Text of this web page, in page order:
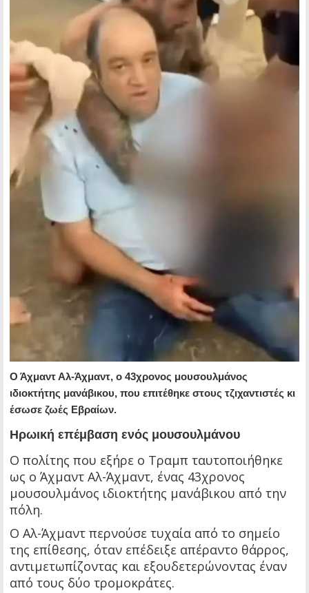
Ο Άχμαντ Αλ-Άχμαντ, ο 43χρονος μουσουλμάνος
ιδιοκτήτης μανάβικου, που επιτέθηκε στους τζιχαντιστές κι
έσωσε ζωές Εβραίων.
Ηρωική επέμβαση ενός μουσουλμάνου
Ο πολίτης που εξήρε ο Τραμπ ταυτοποιήθηκε
ως ο Άχμαντ Αλ-Άχμαντ, ένας 43χρονος
μουσουλμάνος ιδιοκτήτης μανάβικου από την
πόλη.
Ο Αλ-Άχμαντ περνούσε τυχαία από το σημείο
της επίθεσης, όταν επέδειξε απέραντο θάρρος,
αντιμετωπίζοντας και εξουδετερώνοντας έναν
από τους δύο τρομοκράτες.